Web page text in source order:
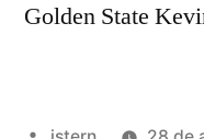
Golden State